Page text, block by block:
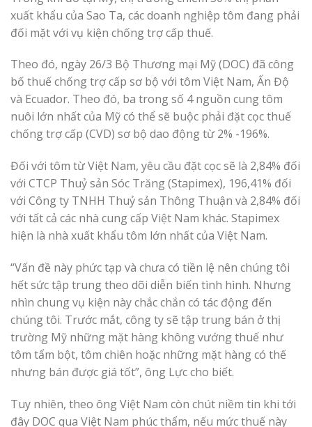
xuất khẩu của Sao Ta, các doanh nghiệp tôm đang phải
đối mặt với vụ kiện chống trợ cấp thuế.
Theo đó, ngày 26/3 Bộ Thương mại Mỹ (DOC) đã công
bố thuế chống trợ cấp sơ bộ với tôm Việt Nam, Ấn Độ
và Ecuador. Theo đó, ba trong số 4 nguồn cung tôm
nuôi lớn nhất của Mỹ có thể sẽ buộc phải đặt cọc thuế
chống trợ cấp (CVD) sơ bộ dao động từ 2% -196%.
Đối với tôm từ Việt Nam, yêu cầu đặt cọc sẽ là 2,84% đối
với CTCP Thuỷ sản Sóc Trăng (Stapimex), 196,41% đối
với Công ty TNHH Thuỷ sản Thông Thuận và 2,84% đối
với tất cả các nhà cung cấp Việt Nam khác. Stapimex
hiện là nhà xuất khẩu tôm lớn nhất của Việt Nam.
“Vấn đề này phức tạp và chưa có tiền lệ nên chúng tôi
hết sức tập trung theo dõi diễn biến tình hình. Nhưng
nhìn chung vụ kiện này chắc chắn có tác động đến
chúng tôi. Trước mắt, công ty sẽ tập trung bán ở thị
trường Mỹ những mặt hàng không vướng thuế như
tôm tẩm bột, tôm chiên hoặc những mặt hàng có thế
nhưng bán được giá tốt”, ông Lực cho biết.
Tuy nhiên, theo ông Việt Nam còn chút niềm tin khi tới
đây DOC qua Việt Nam phúc thẩm, nếu mức thuế này